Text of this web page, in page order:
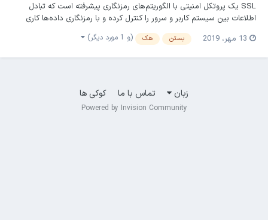
SSL یک پروتکل امنیتی با الگوریتم‌های رمزنگاری پیشرفته است که تبادل
اطلاعات بین سیستم کاربر و سرور را کنترل کرده و با رمزنگاری داده‌ها کاری
می‌کند که اطلاعات در بین مسیر برای شخص سومی قابل خواندن نباشند. یا
به اصطلاح، اطلاعات را در یک تونل امنیتی رد و بدل می‌کند. این پروتکل برای
اولین بار در مرورگر...
13 مهر، 2019 بستن هک (و 1 مورد دیگر)
زبان تماس با ما کوکی ها
Powered by Invision Community